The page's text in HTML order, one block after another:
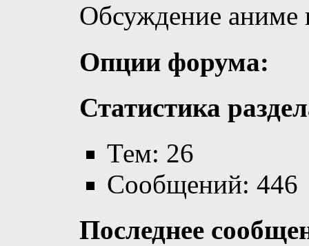
Обсуждение аниме
Опции форума:
Статистика
Тем: 26
Сообщений: 446
Последнее